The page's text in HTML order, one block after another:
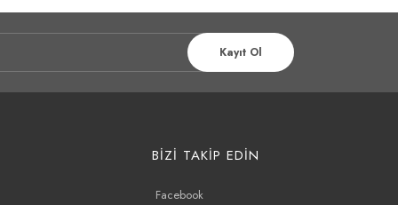
Kayıt Ol
BİZİ TAKİP EDİN
Facebook